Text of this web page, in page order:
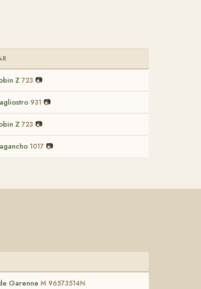
Z 723 📷
931 📷
Z 723 📷
1017 📷
Garenne M 96573514N